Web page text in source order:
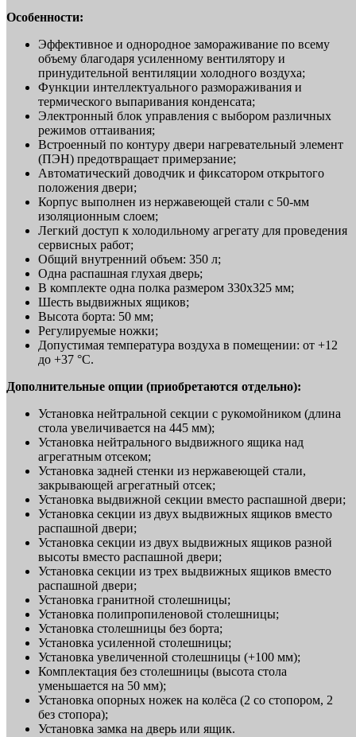
Особенности:
Эффективное и однородное замораживание по всему
объему благодаря усиленному вентилятору и
принудительной вентиляции холодного воздуха;
Функции интеллектуального размораживания и
термического выпаривания конденсата;
Электронный блок управления с выбором различных
режимов оттаивания;
Встроенный по контуру двери нагревательный элемент
(ПЭН) предотвращает примерзание;
Автоматический доводчик и фиксатором открытого
положения двери;
Корпус выполнен из нержавеющей стали с 50-мм
изоляционным слоем;
Легкий доступ к холодильному агрегату для проведения
сервисных работ;
Общий внутренний объем: 350 л;
Одна распашная глухая дверь;
В комплекте одна полка размером 330x325 мм;
Шесть выдвижных ящиков;
Высота борта: 50 мм;
Регулируемые ножки;
Допустимая температура воздуха в помещении: от +12
до +37 °C.
Дополнительные опции (приобретаются отдельно):
Установка нейтральной секции с рукомойником (длина
стола увеличивается на 445 мм);
Установка нейтрального выдвижного ящика над
агрегатным отсеком;
Установка задней стенки из нержавеющей стали,
закрывающей агрегатный отсек;
Установка выдвижной секции вместо распашной двери;
Установка секции из двух выдвижных ящиков вместо
распашной двери;
Установка секции из двух выдвижных ящиков разной
высоты вместо распашной двери;
Установка секции из трех выдвижных ящиков вместо
распашной двери;
Установка гранитной столешницы;
Установка полипропиленовой столешницы;
Установка столешницы без борта;
Установка усиленной столешницы;
Установка увеличенной столешницы (+100 мм);
Комплектация без столешницы (высота стола
уменьшается на 50 мм);
Установка опорных ножек на колёса (2 со стопором, 2
без стопора);
Установка замка на дверь или ящик.